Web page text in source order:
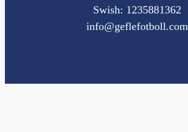
Swish: 1235881362
info@geflefotboll.com